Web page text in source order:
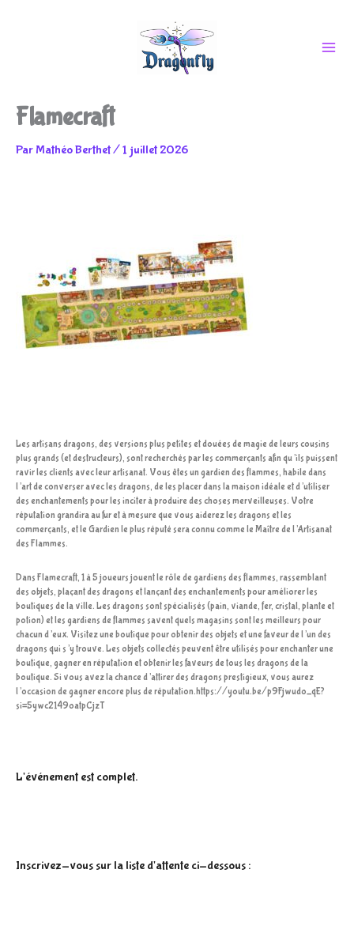
Flamecraft
Par Mathéo Berthet/1 juillet 2026
Les artisans dragons, des versions plus petites et douées de magie de leurs cousins
plus grands (et destructeurs), sont recherchés par les commerçants afin qu’ils puissent
ravir les clients avec leur artisanat. Vous êtes un gardien des flammes, habile dans
l’art de converser avec les dragons, de les placer dans la maison idéale et d’utiliser
des enchantements pour les inciter à produire des choses merveilleuses. Votre
réputation grandira au fur et à mesure que vous aiderez les dragons et les
commerçants, et le Gardien le plus réputé sera connu comme le Maître de l’Artisanat
des Flammes.
Dans Flamecraft, 1 à 5 joueurs jouent le rôle de gardiens des flammes, rassemblant
des objets, plaçant des dragons et lançant des enchantements pour améliorer les
boutiques de la ville. Les dragons sont spécialisés (pain, viande, fer, cristal, plante et
potion) et les gardiens de flammes savent quels magasins sont les meilleurs pour
chacun d’eux. Visitez une boutique pour obtenir des objets et une faveur de l’un des
dragons qui s’y trouve. Les objets collectés peuvent être utilisés pour enchanter une
boutique, gagner en réputation et obtenir les faveurs de tous les dragons de la
boutique. Si vous avez la chance d’attirer des dragons prestigieux, vous aurez
l’occasion de gagner encore plus de réputation.https://youtu.be/p9Fjwudo_qE?
si=5ywc2149oatpCjzT
L'événement est complet.
Inscrivez-vous sur la liste d'attente ci-dessous :